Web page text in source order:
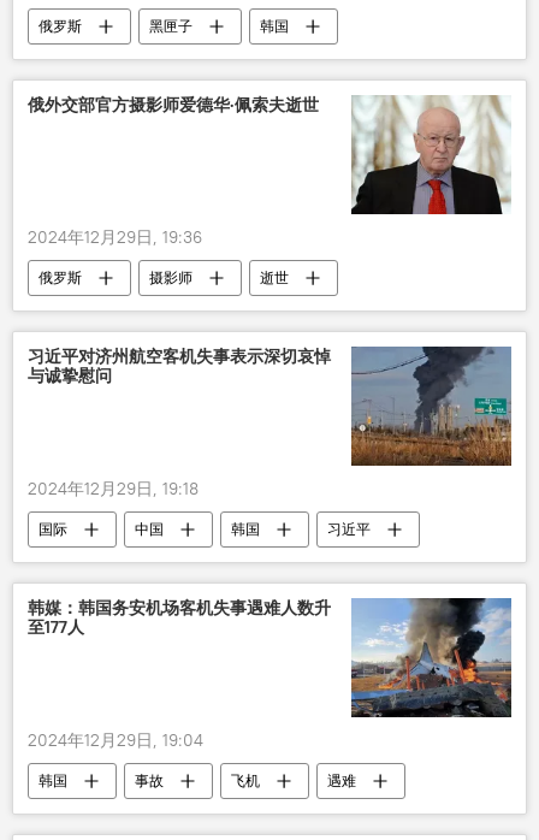
俄罗斯 黑匣子 韩国
俄外交部官方摄影师爱德华·佩索夫逝世
2024年12月29日, 19:36
俄罗斯 摄影师 逝世
习近平对济州航空客机失事表示深切哀悼
与诚挚慰问
2024年12月29日, 19:18
国际 中国 韩国
习近平
客机
韩媒：韩国务安机场客机失事遇难人数升
至177人
2024年12月29日, 19:04
韩国 事故 飞机 遇难